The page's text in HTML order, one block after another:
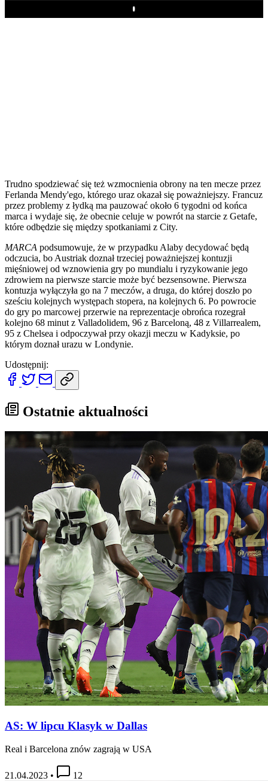
Play
Trudno spodziewać się też wzmocnienia obrony na ten mecze przez
Ferlanda Mendy'ego, którego uraz okazał się poważniejszy. Francuz
przez problemy z łydką ma pauzować około 6 tygodni od końca
marca i wydaje się, że obecnie celuje w powrót na starcie z Getafe,
które odbędzie się między spotkaniami z City.
MARCA podsumowuje, że w przypadku Alaby decydować będą
odczucia, bo Austriak doznał trzeciej poważniejszej kontuzji
mięśniowej od wznowienia gry po mundialu i ryzykowanie jego
zdrowiem na pierwsze starcie może być bezsensowne. Pierwsza
kontuzja wyłączyła go na 7 meczów, a druga, do której doszło po
sześciu kolejnych występach stopera, na kolejnych 6. Po powrocie
do gry po marcowej przerwie na reprezentacje obrońca rozegrał
kolejno 68 minut z Valladolidem, 96 z Barceloną, 48 z Villarrealem,
95 z Chelsea i odpoczywał przy okazji meczu w Kadyksie, po
którym doznał urazu w Londynie.
Udostępnij:
Ostatnie aktualności
AS: W lipcu Klasyk w Dallas
Real i Barcelona znów zagrają w USA
21.04.2023 • 12